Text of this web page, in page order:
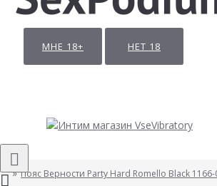
МНЕ 18+ НЕТ 18
Пояс Верности Party Hard Romello Black